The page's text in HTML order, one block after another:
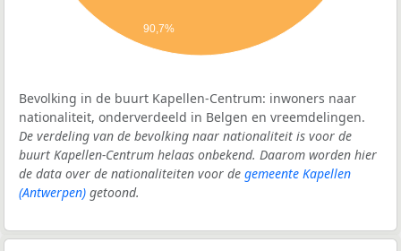
90,7%
Bevolking in de buurt Kapellen-Centrum: inwoners naar
nationaliteit, onderverdeeld in Belgen en vreemdelingen.
De verdeling van de bevolking naar nationaliteit is voor de
buurt Kapellen-Centrum helaas onbekend. Daarom worden hier
de data over de nationaliteiten voor de gemeente Kapellen
(Antwerpen) getoond.